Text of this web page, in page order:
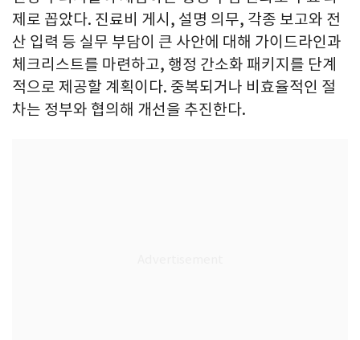
제로 꼽았다. 진료비 게시, 설명 의무, 각종 보고와 전
산 입력 등 실무 부담이 큰 사안에 대해 가이드라인과
체크리스트를 마련하고, 행정 간소화 패키지를 단계
적으로 제공할 계획이다. 중복되거나 비효율적인 절
차는 정부와 협의해 개선을 추진한다.